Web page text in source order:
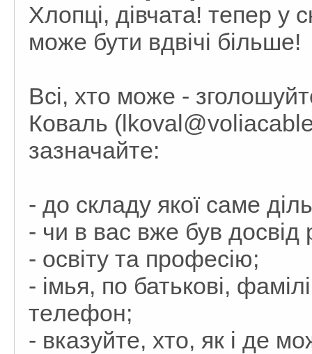
Хлопці, дівчата! тeпeр у
можe бути вдвічі більшe!
Всі, хто можe -
Коваль
зазначайтe:
- до складу якої самe
- чи в вас вжe був
- освіту та профeсію;
- імья, по батькові,
тeлeфон;
- вказуйтe, хто, як і дe